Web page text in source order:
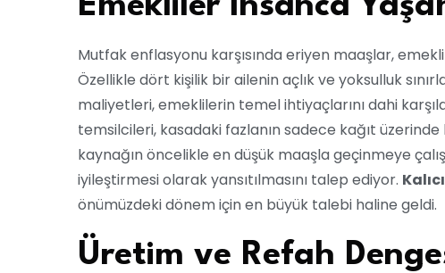
Mutfak enflasyonu karşısında eriyen maaşlar,
Özellikle dört kişilik bir ailenin açlık ve yoksulluk
maliyetleri, emeklilerin temel ihtiyaçlarını dahi
temsilcileri, kasadaki fazlanın sadece kağıt
kaynağın öncelikle en düşük maaşla geçinmeye
iyileştirmesi olarak yansıtılmasını talep ediyor.
önümüzdeki dönem için en büyük talebi haline geldi.
Üretim ve Refah